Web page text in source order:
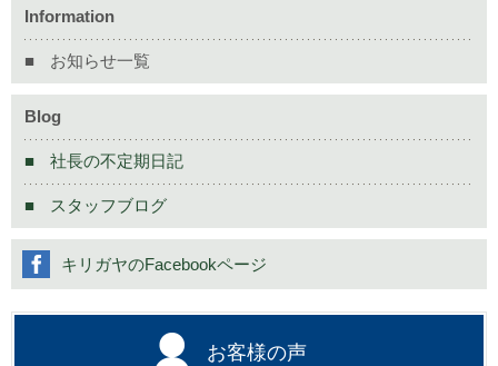
Information
お知らせ一覧
Blog
社長の不定期日記
スタッフブログ
お客様の声
キリガヤのFacebookページ